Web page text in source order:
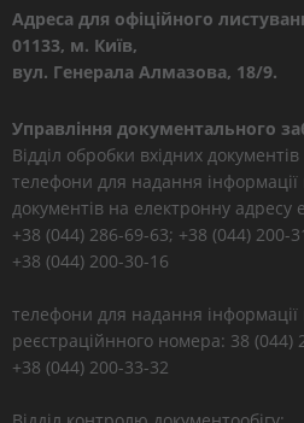
Адреса для офіційного
01133, м. Київ,
вул. Генерала Алмазова, 18/9.
Управління документального
Відділ обробки вхідних документів
телефони для надання
документів на електронну
+38 (044) 286-69-63; +38 (044) 200-
+38 (044) 200-30-16
телефони для надання
реєстраційнного номера: 38 (044)
+38 (044) 200-33-32